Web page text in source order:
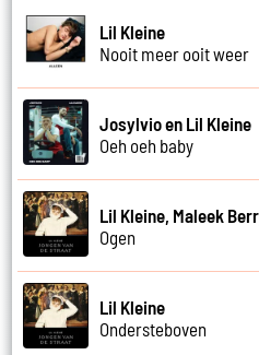
Lil Kleine
Nooit meer ooit weer
Josylvio en Lil Kleine
Oeh oeh baby
Lil Kleine, Maleek
Ogen
Lil Kleine
Ondersteboven